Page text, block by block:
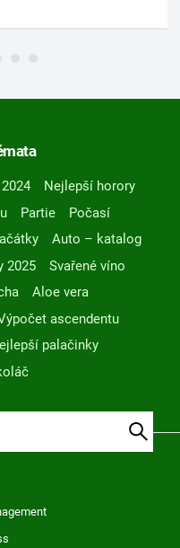
Nejlepší horory
Partie
Počasí
Auto – katalog
2025
Svařené víno
Aloe vera
ascendentu
palačinky